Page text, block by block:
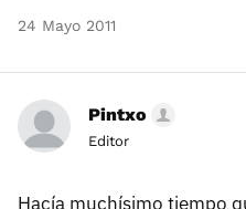
24 Mayo 2011
Pintxo
Editor
Hacía muchísimo tiempo